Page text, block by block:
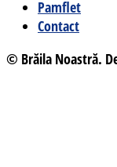
Pamflet
Contact
© Brăila Noastră.